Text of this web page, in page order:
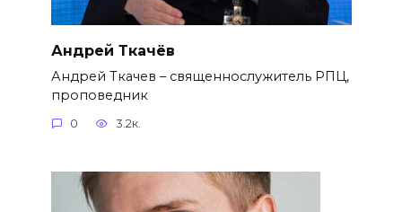
Андрей Ткачёв
Андрей Ткачев – священнослужитель РПЦ,
проповедник
0 3.2к.